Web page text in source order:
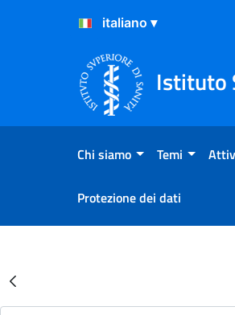
Salta al Contenuto
Salta al Footer
Istituto
Chi siamo Temi
Protezione dei dati
Risultati della